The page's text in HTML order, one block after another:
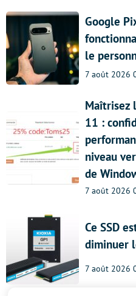
Google
le
7 août 2026
Maîtrisez
11 :
niveau
de
7 août 2026
Ce SSD
diminuer
7 août 2026